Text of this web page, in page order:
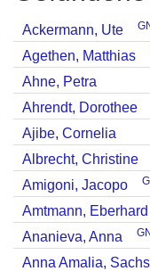
Ackermann, Ute
Agethen, Matthias
Ahne, Petra
Ahrendt, Dorothee
Ajibe, Cornelia
Albrecht, Christine
Amigoni, Jacopo
Amtmann, Eberhard
Ananieva, Anna
Anna Amalia,